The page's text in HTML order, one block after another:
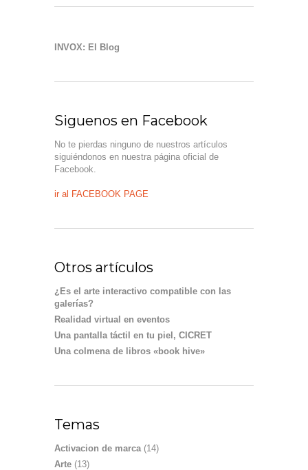
INVOX: El Blog
Siguenos en Facebook
No te pierdas ninguno de nuestros artículos
siguiéndonos en nuestra página oficial de
Facebook.
ir al FACEBOOK PAGE
Otros artículos
¿Es el arte interactivo compatible con las
galerías?
Realidad virtual en eventos
Una pantalla táctil en tu piel, CICRET
Una colmena de libros «book hive»
Temas
Activacion de marca(14)
Arte (13)